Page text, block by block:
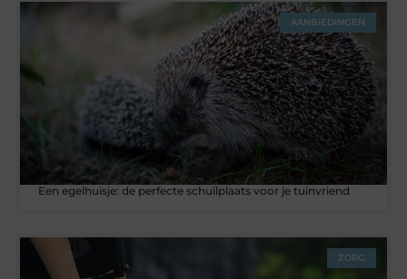
AANBIEDINGEN
Een egelhuisje: de perfecte schuilplaats voor je tuinvriend
ZORG